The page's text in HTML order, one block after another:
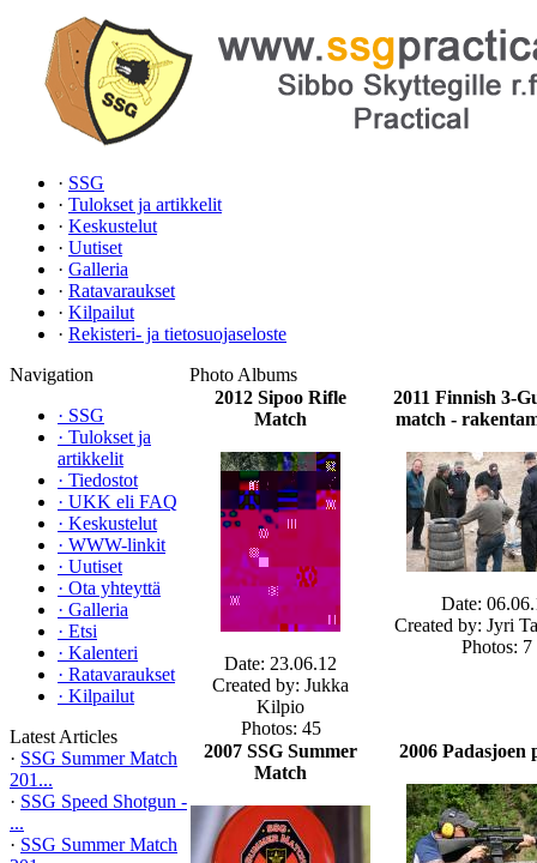
· SSG
· Tulokset ja artikkelit
· Keskustelut
· Uutiset
· Galleria
· Ratavaraukset
· Kilpailut
· Rekisteri- ja tietosuojaseloste
Navigation
· SSG
· Tulokset ja
artikkelit
· Tiedostot
· UKK eli FAQ
· Keskustelut
· WWW-linkit
· Uutiset
· Ota yhteyttä
· Galleria
· Etsi
· Kalenteri
· Ratavaraukset
· Kilpailut
Latest Articles
· SSG Summer Match
201...
· SSG Speed Shotgun -
...
· SSG Summer Match
Photo Albums
2012 Sipoo Rifle
Match
Date: 23.06.12
Created by: Jukka
Kilpio
Photos: 45
2011 Finnish 3-
match -
Date:
Created by: Jyri
Photos: 7
2007 SSG Summer
Match
2006 Padasjoen